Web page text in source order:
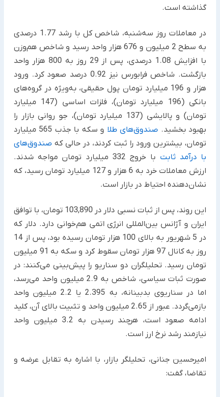
گذاشته است.
در معاملات روز سه‌شنبه، شاخص کل با رشد 1.77 درصدی
به سطح 2 میلیون و 676 هزار واحد رسید و شاخص هم‌وزن
با افزایش 1.08 درصدی، پس از 29 روز به 800 هزار واحد
بازگشت. شاخص فرابورس نیز 0.92 درصد صعود کرد. ورود
هزار و 196 میلیارد تومان پول حقیقی، به‌ویژه در گروه‌های
بانکی (196 میلیارد تومان)، فلزات اساسی (147 میلیارد
تومان) و پالایشی (137 میلیارد تومان)، جو روانی بازار را
بهبود بخشید. صندوق‌های طلا
و سکه با جذب 565 میلیارد
تومان، بیشترین ورود را ثبت کردند، در حالی که صندوق‌های
با درآمد ثابت
با خروج 332 میلیارد تومان مواجه شدند.
ارزش معاملات خرد به 6 هزار و 127 میلیارد تومان رسید، که
نشان‌دهنده احتیاط در بازار است.
این روند، پس از ثبات نسبی دلار در 103,890 تومان، با توافق
ایران و آژانس بین‌المللی انرژی اتمی هم‌خوانی دارد. دلار که
در 5 شهریور به بالای 100 هزار تومان رسیده بود، پس از 14
روز به کانال 97 هزار تومان سقوط کرد و سکه به 91 میلیون
تومان رسید. تحلیلگران دو سناریو را پیش‌بینی می‌کنند: در
صورت ثبات سیاسی، شاخص به 2.9 میلیون واحد می‌رسد،
اما در سناریوی بدبینانه، به 2.395 یا 2.2 میلیون واحد
بازمی‌گردد. عبور از 2.65 میلیون واحد و تثبیت بالای آن، کلید
ادامه صعود است، هرچند رسیدن به 3.2 میلیون واحد
نیازمند رشد نرخ ارز است.
امیرحسین جنانی، تحلیلگر بازار، با اشاره به تقابل عرضه و
تقاضا، گفت: